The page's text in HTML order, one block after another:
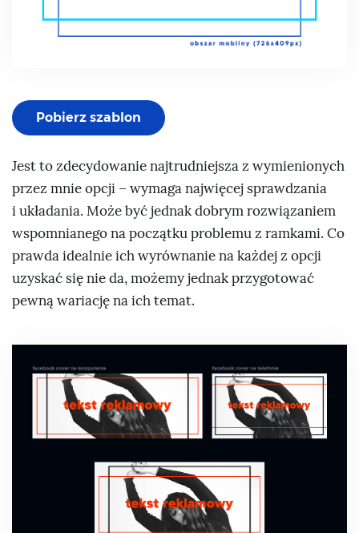
Pobierz szablon
Jest to zdecydowanie najtrudniejsza z wymienionych
przez mnie opcji – wymaga najwięcej sprawdzania
i układania. Może być jednak dobrym rozwiązaniem
wspomnianego na początku problemu z ramkami. Co
prawda idealnie ich wyrównanie na każdej z opcji
uzyskać się nie da, możemy jednak przygotować
pewną wariację na ich temat.